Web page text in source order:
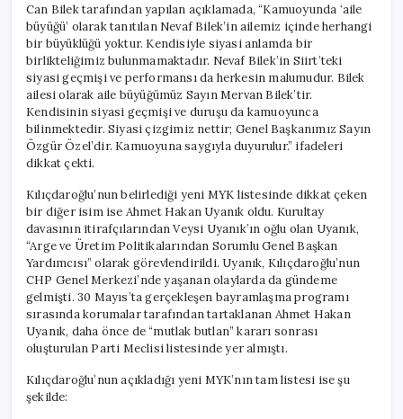
Can Bilek tarafından yapılan açıklamada, “Kamuoyunda ‘aile
büyüğü’ olarak tanıtılan Nevaf Bilek’in ailemiz içinde herhangi
bir büyüklüğü yoktur. Kendisiyle siyasi anlamda bir
birlikteliğimiz bulunmamaktadır. Nevaf Bilek’in Siirt’teki
siyasi geçmişi ve performansı da herkesin malumudur. Bilek
ailesi olarak aile büyüğümüz Sayın Mervan Bilek’tir.
Kendisinin siyasi geçmişi ve duruşu da kamuoyunca
bilinmektedir. Siyasi çizgimiz nettir; Genel Başkanımız Sayın
Özgür Özel’dir. Kamuoyuna saygıyla duyurulur.” ifadeleri
dikkat çekti.
Kılıçdaroğlu’nun belirlediği yeni MYK listesinde dikkat çeken
bir diğer isim ise Ahmet Hakan Uyanık oldu. Kurultay
davasının itirafçılarından Veysi Uyanık’ın oğlu olan Uyanık,
“Arge ve Üretim Politikalarından Sorumlu Genel Başkan
Yardımcısı” olarak görevlendirildi. Uyanık, Kılıçdaroğlu’nun
CHP Genel Merkezi’nde yaşanan olaylarda da gündeme
gelmişti. 30 Mayıs’ta gerçekleşen bayramlaşma programı
sırasında korumalar tarafından tartaklanan Ahmet Hakan
Uyanık, daha önce de “mutlak butlan” kararı sonrası
oluşturulan Parti Meclisi listesinde yer almıştı.
Kılıçdaroğlu’nun açıkladığı yeni MYK’nın tam listesi ise şu
şekilde: